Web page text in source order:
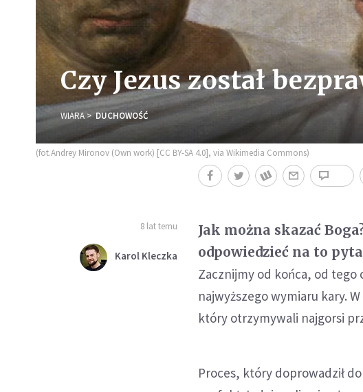
Czy Jezus został
WIARA DUCHOWOŚĆ
(fot.Andrey Mironov (Own work) [CC BY-SA 4.0], via Wikimedia Commons)
8 lat temu
Karol Kleczka
Jak można skazać
odpowiedzieć na to
Zacznijmy od końca, od tego
najwyższego wymiaru kary.
który otrzymywali najgorsi
Proces, który doprowadził